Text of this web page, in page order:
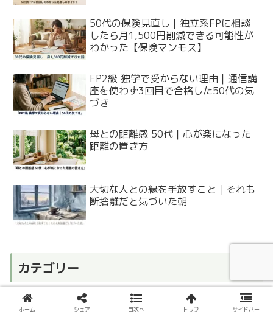
50代の保険見直し｜独立系FPに相談
したら月1,500円削減できる可能性が
わかった【保険マンモス】
FP2級 独学で受からない理由｜通信講
座を使わず3回目で合格した50代の気
づき
母との距離感 50代｜心が楽になった
距離の置き方
大切な人との縁を手放すこと｜それも
断捨離だと気づいた朝
カテゴリー
お金と制度
ホーム シェア 目次へ トップ サイドバー